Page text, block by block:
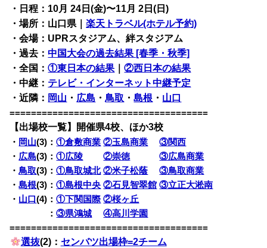
・日程：10月 24日(金)〜11月 2日(日)
・場所：山口県 ｜楽天トラベル(ホテル予約)
・会場：UPRスタジアム、絆スタジアム
・過去：中国大会の過去結果 [春季・秋季]
・全国：①東日本の結果 ｜②西日本の結果
・中継： テレビ・インターネット中継予定
・近隣： 岡山 ・ 広島 ・鳥取 ・島根 ・ 山口
=====================================
【出場校一覧】開催県4校、ほか3校
・ 岡山(3)：①倉敷商業 ②玉島商業
③関西
・ 広島(3)：①広陵 ②崇徳
③広島商業
・鳥取(3)：①鳥取城北 ②米子松蔭
③鳥取商業
・島根(3)：①島根中央 ②石見智翠館 ③立正大淞南
・ 山口(4)：①下関国際 ②桜ヶ丘
：③県鴻城
④高川学園
=====================================
選抜(2)： センバツ出場枠=2チーム